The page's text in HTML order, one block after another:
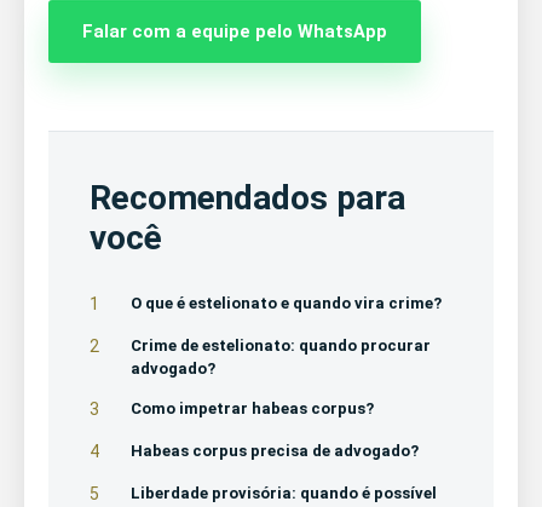
Falar com a equipe pelo WhatsApp
Recomendados para
você
1 O que é estelionato e quando vira crime?
2
Crime de estelionato: quando procurar
advogado?
3 Como impetrar habeas corpus?
4 Habeas corpus precisa de advogado?
5
Liberdade provisória: quando é possível